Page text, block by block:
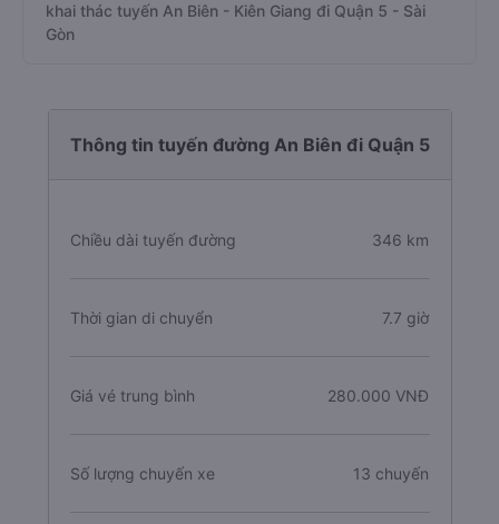
khai thác tuyến An Biên - Kiên Giang đi Quận 5 - Sài
Gòn
Thông tin tuyến đường An Biên đi Quận 5
Chiều dài tuyến đường 346 km
Thời gian di chuyển 7.7 giờ
Giá vé trung bình 280.000 VNĐ
Số lượng chuyến xe 13 chuyến